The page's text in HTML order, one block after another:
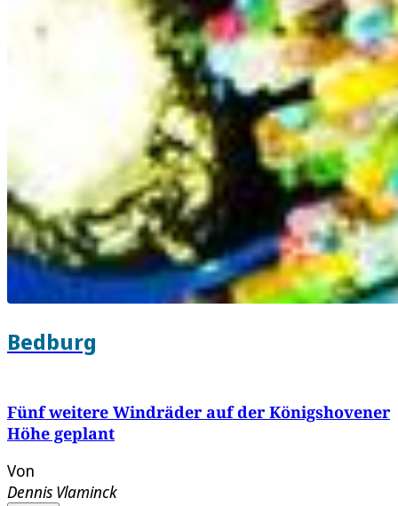
Bedburg
Fünf weitere Windräder auf der Königshovener
Höhe geplant
Von
Dennis Vlaminck